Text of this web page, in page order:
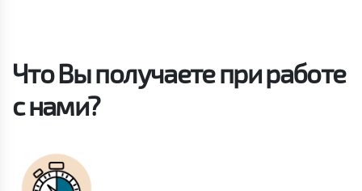
Что Вы получаете при работе
с нами?